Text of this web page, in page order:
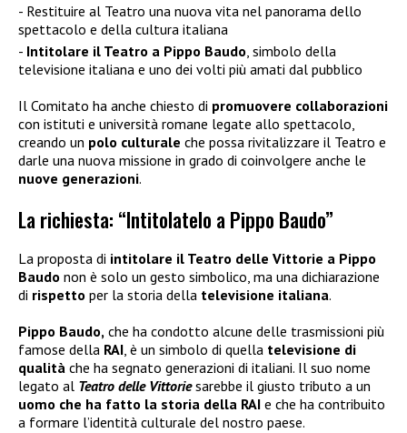
Restituire al Teatro una nuova vita nel panorama dello
spettacolo e della cultura italiana
Intitolare il Teatro a Pippo Baudo , simbolo della
televisione italiana e uno dei volti più amati dal pubblico
Il Comitato ha anche chiesto di promuovere collaborazioni
con istituti e università romane legate allo spettacolo,
creando un polo culturale che possa rivitalizzare il Teatro e
darle una nuova missione in grado di coinvolgere anche le
nuove generazioni.
La richiesta: “Intitolatelo a Pippo Baudo”
La proposta di intitolare il Teatro delle Vittorie a Pippo
Baudo non è solo un gesto simbolico, ma una dichiarazione
di rispetto per la storia della televisione italiana.
Pippo Baudo, che ha condotto alcune delle trasmissioni più
famose della RAI, è un simbolo di quella televisione di
qualità che ha segnato generazioni di italiani. Il suo nome
legato al Teatro delle Vittoriesarebbe il giusto tributo a un
uomo che ha fatto la storia della RAI e che ha contribuito
a formare l’identità culturale del nostro paese.